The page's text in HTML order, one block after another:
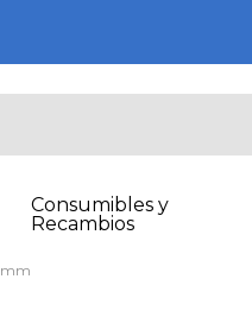
Consumibles y
Recambios